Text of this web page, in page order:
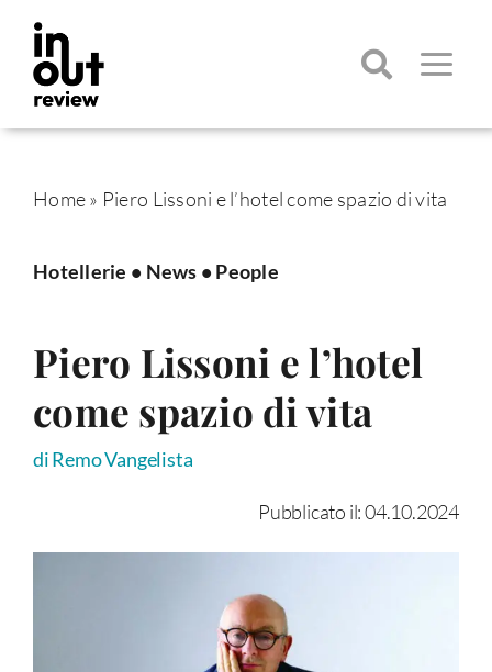
contenuto
Toggle
per:
Home» Piero Lissoni e l’hotel come spazio di vita
Hotellerie • News • People
Piero Lissoni e l’hotel
come spazio di vita
di Remo Vangelista
Pubblicato il: 04.10.2024